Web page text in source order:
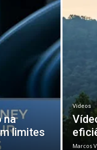
na
limites
Vídeos
Marcos